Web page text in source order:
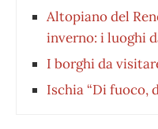
Altopiano del
inverno: i luoghi
I borghi da
Ischia “Di fuoco,